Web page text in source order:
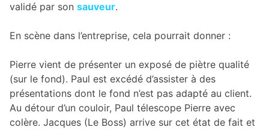
validé par son sauveur.
En scène dans l’entreprise, cela pourrait donner :
Pierre vient de présenter un exposé de piètre qualité
(sur le fond). Paul est excédé d’assister à des
présentations dont le fond n’est pas adapté au client.
Au détour d’un couloir, Paul télescope Pierre avec
colère. Jacques (Le Boss) arrive sur cet état de fait et